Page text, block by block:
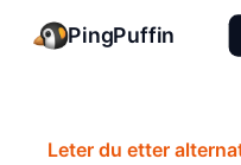
PingPuffin
Leter du etter